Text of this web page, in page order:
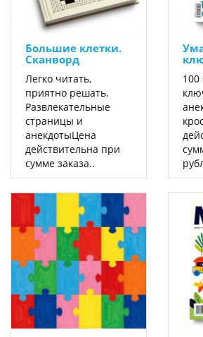
Большие клетки.
Сканворд
Легко читать,
приятно решать.
Развлекательные
страницы и
анекдотыЦена
действительна при
сумме заказа..
100